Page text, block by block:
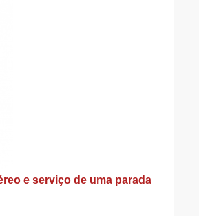
e serviço de uma parada